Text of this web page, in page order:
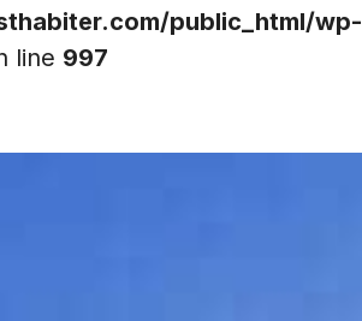
public_html/wp-
line 997